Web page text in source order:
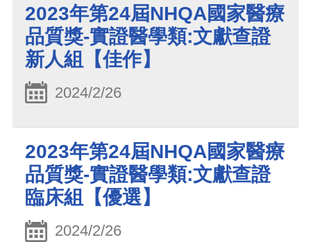
2023年第24屆NHQA國家醫療
品質獎-實證醫學類:文獻查證
新人組【佳作】
2024/2/26
2023年第24屆NHQA國家醫療
品質獎-實證醫學類:文獻查證
臨床組【優選】
2024/2/26